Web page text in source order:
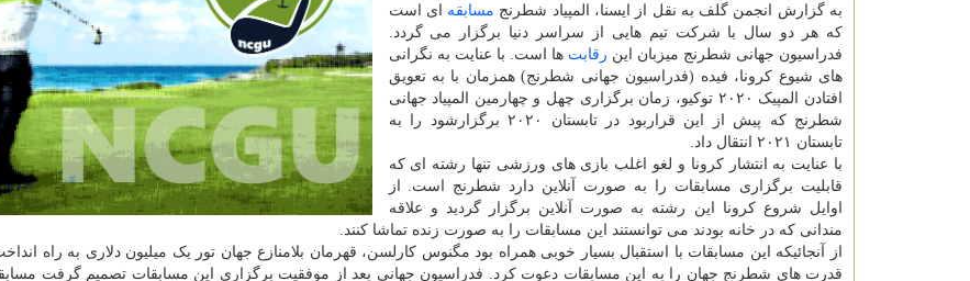
به گزارش انجمن گلف به نقل از ایسنا، المپیاد شطرنج مسابقه ای است
که هر دو سال با شرکت تیم هایی از سراسر دنیا برگزار می گردد.
فدراسیون جهانی شطرنج میزبان این رقابت ها است. با عنایت به نگرانی
های شیوع کرونا، فیده (فدراسیون جهانی شطرنج) همزمان با به تعویق
افتادن المپیک ۲۰۲۰ توکیو، زمان برگزاری چهل و چهارمین المپیاد جهانی
شطرنج که پیش از این قراربود در تابستان ۲۰۲۰ برگزارشود را به
تابستان ۲۰۲۱ انتقال داد.
با عنایت به انتشار کرونا و لغو اغلب بازی های ورزشی تنها رشته ای که
قابلیت برگزاری مسابقات را به صورت آنلاین دارد شطرنج است. از
اوایل شروع کرونا این رشته به صورت آنلاین برگزار گردید و علاقه
مندانی که در خانه بودند می توانستند این مسابقات را به صورت زنده تماشا کنند.
از آنجائیکه این مسابقات با استقبال بسیار خوبی همراه بود مگنوس کارلسن، قهرمان بلامنازع جهان تور یک میلیون دلاری به راه
قدرت های شطرنج جهان را به این مسابقات دعوت کرد. فدراسیون جهانی بعد از موفقیت برگزاری این مسابقات تصمیم گرفت